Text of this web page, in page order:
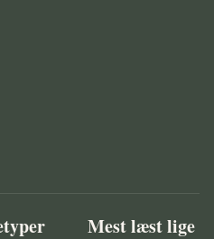
Mest læst lige